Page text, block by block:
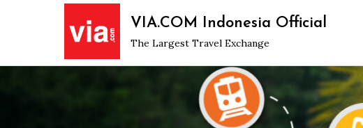
VIA.COM Indonesia Official
The Largest Travel Exchange